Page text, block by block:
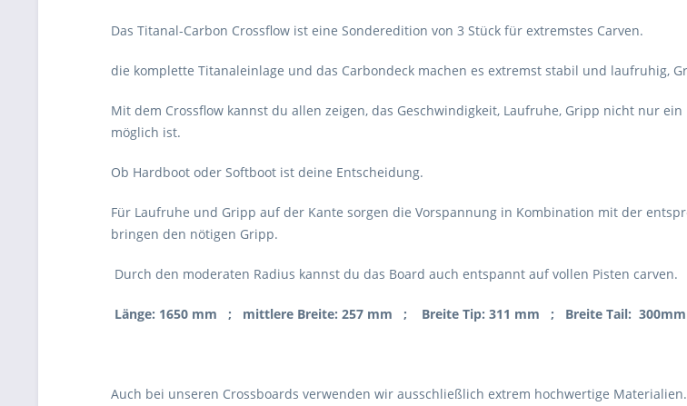
Das Titanal-Carbon Crossflow ist eine Sonderedition von 3 Stück für extremstes Carven.
die komplette Titanaleinlage und das Carbondeck machen es extremst stabil und laufruhig,
Mit dem Crossflow kannst du allen zeigen, das Geschwindigkeit, Laufruhe, Gripp nicht nur
möglich ist.
Ob Hardboot oder Softboot ist deine Entscheidung.
Für Laufruhe und Gripp auf der Kante sorgen die Vorspannung in Kombination mit der
bringen den nötigen Gripp.
Durch den moderaten Radius kannst du das Board auch entspannt auf vollen Pisten carven.
Länge: 1650 mm ; mittlere Breite: 257 mm ; Breite Tip: 311 mm ; Breite Tail:
Auch bei unseren Crossboards verwenden wir ausschließlich extrem hochwertige